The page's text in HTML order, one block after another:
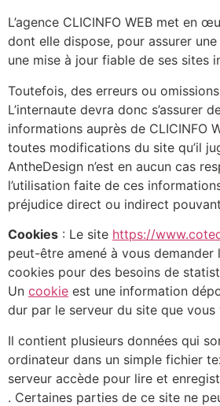
L’agence CLICINFO WEB met en
dont elle dispose, pour assurer
une mise à jour fiable de ses sites
Toutefois, des erreurs ou
L’internaute devra donc s’assurer
informations auprès de CLICINFO
toutes modifications du site qu’il
AntheDesign n’est en aucun cas
l’utilisation faite de ces
préjudice direct ou indirect
Cookies : Le site https://
peut-être amené à vous demander
cookies pour des besoins de
Un cookie est une information
dur par le serveur du site que vous
Il contient plusieurs données qui
ordinateur dans un simple fichier
serveur accède pour lire et
. Certaines parties de ce site ne